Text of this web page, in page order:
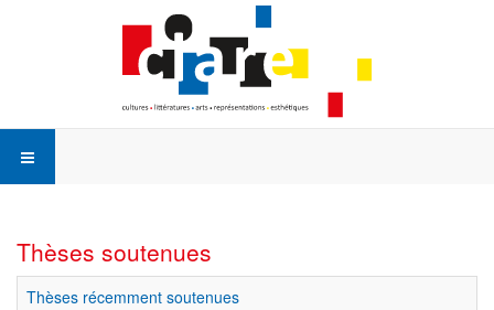
Thèses soutenues
Thèses récemment soutenues